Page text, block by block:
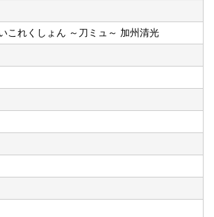
これくしょん ～刀ミュ～ 加州清光